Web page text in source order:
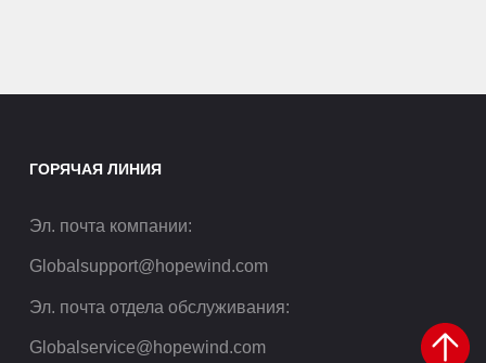
ГОРЯЧАЯ ЛИНИЯ
Эл. почта компании:
Globalsupport@hopewind.com
Эл. почта отдела обслуживания:
Globalservice@hopewind.com